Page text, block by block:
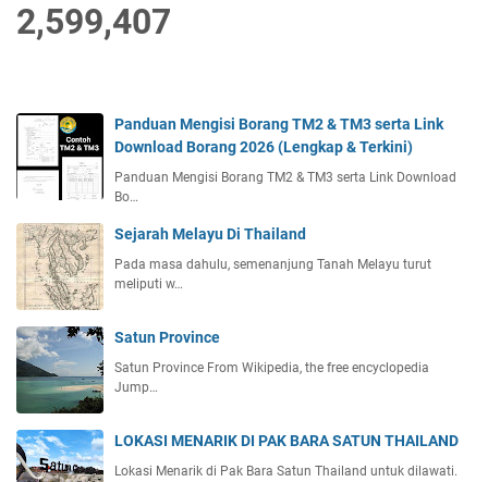
2,599,407
Panduan Mengisi Borang TM2 & TM3 serta Link
Download Borang 2026 (Lengkap & Terkini)
Panduan Mengisi Borang TM2 & TM3 serta Link Download
Bo…
Sejarah Melayu Di Thailand
Pada masa dahulu, semenanjung Tanah Melayu turut
meliputi w…
Satun Province
Satun Province From Wikipedia, the free encyclopedia
Jump…
LOKASI MENARIK DI PAK BARA SATUN THAILAND
Lokasi Menarik di Pak Bara Satun Thailand untuk dilawati.